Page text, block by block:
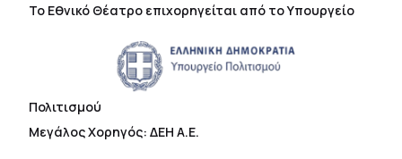
Το Εθνικό Θέατρο επιχορηγείται από το Υπουργείο
Πολιτισμού
Μεγάλος Χορηγός: ΔΕΗ Α.Ε.